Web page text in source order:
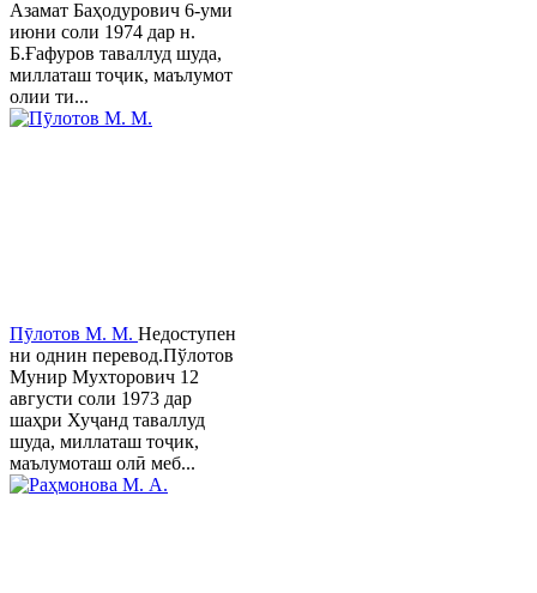
Азамат Баҳодурович 6-уми
июни соли 1974 дар н.
Б.Ғафуров таваллуд шуда,
миллаташ тоҷик, маълумот
олии ти...
Пӯлотов М. М. Недоступен
ни однин перевод.Пўлотов
Мунир Мухторович 12
августи соли 1973 дар
шаҳри Хуҷанд таваллуд
шуда, миллаташ тоҷик,
маълумоташ олӣ меб...